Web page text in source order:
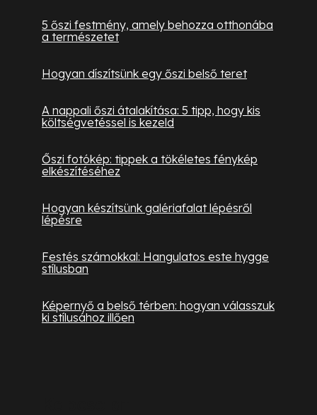
5 őszi festmény, amely behozza otthonába
a természetet
Hogyan díszítsünk egy őszi belső teret
A nappali őszi átalakítása: 5 tipp, hogy kis
költségvetéssel is kezeld
Őszi fotókép: tippek a tökéletes fénykép
elkészítéséhez
Hogyan készítsünk galériafalat lépésről
lépésre
Festés számokkal: Hangulatos este hygge
stílusban
Képernyő a belső térben: hogyan válasszuk
ki stílusához illően